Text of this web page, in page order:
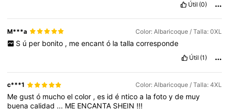
Útil (0)
M***a Color: Albaricoque / Talla: 0XL
S ú per bonito , me encant ó la talla corresponde
Útil (1)
c***1 Color: Albaricoque / Talla: 4XL
Megustó muchoelcolor ,es idé nticoa lafotoyde muy
buenacalidad ... ME ENCANTA SHEIN !!!